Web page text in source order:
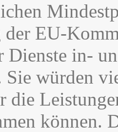
der EU-
Dienste in-
Sie würden
die
können.